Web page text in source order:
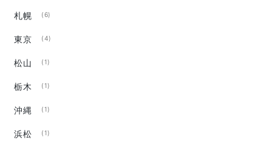
札幌 (6)
東京 (4)
松山 (1)
栃木 (1)
沖縄 (1)
浜松 (1)